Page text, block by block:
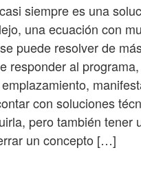
siempre es una
una ecuación con
puede resolver de
responder al
con soluciones
pero también tener
un concepto […]